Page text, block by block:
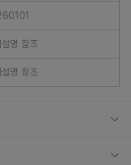
명 참조
명 참조